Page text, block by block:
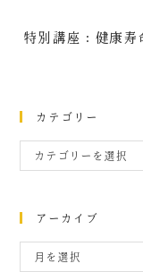
特別講座：健康寿
カテゴリー
カテゴリーを選択
アーカイブ
月を選択